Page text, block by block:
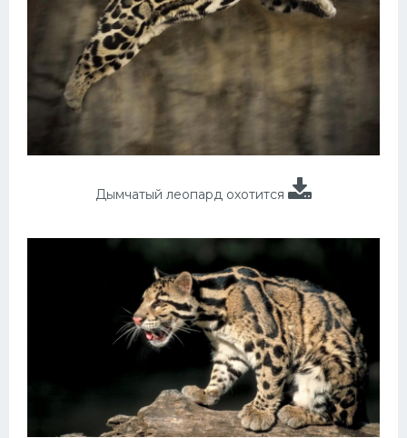
Дымчатый леопард охотится